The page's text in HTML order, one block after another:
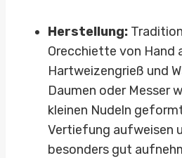
Herstellung:
Orecchiette von Hand
Hartweizengrieß und
Daumen oder Messer
kleinen Nudeln
Vertiefung aufweisen
besonders gut